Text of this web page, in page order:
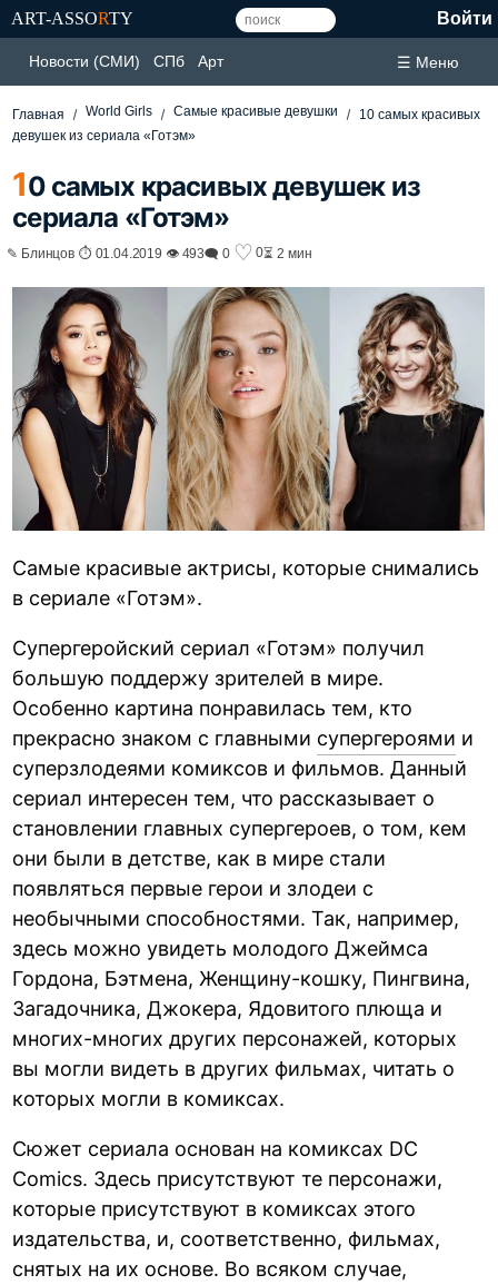
ART-ASSORTY Войти
Новости (СМИ) СПб Арт ☰ Меню
Главная World Girls Самые красивые девушки
10 самых красивых
девушек из сериала «Готэм»
10 самых красивых девушек из
сериала «Готэм»
✎ Блинцов ⏱ 01.04.2019 👁 493🗨 0 ♡ 0⏳ 2 мин
Самые красивые актрисы, которые снимались
в сериале «Готэм».
Супергеройский сериал «Готэм» получил
большую поддержу зрителей в мире.
Особенно картина понравилась тем, кто
прекрасно знаком с главными супергероями и
суперзлодеями комиксов и фильмов. Данный
сериал интересен тем, что рассказывает о
становлении главных супергероев, о том, кем
они были в детстве, как в мире стали
появляться первые герои и злодеи с
необычными способностями. Так, например,
здесь можно увидеть молодого Джеймса
Гордона, Бэтмена, Женщину-кошку, Пингвина,
Загадочника, Джокера, Ядовитого плюща и
многих-многих других персонажей, которых
вы могли видеть в других фильмах, читать о
которых могли в комиксах.
Сюжет сериала основан на комиксах DC
Comics. Здесь присутствуют те персонажи,
которые присутствуют в комиксах этого
издательства, и, соответственно, фильмах,
снятых на их основе. Во всяком случае,